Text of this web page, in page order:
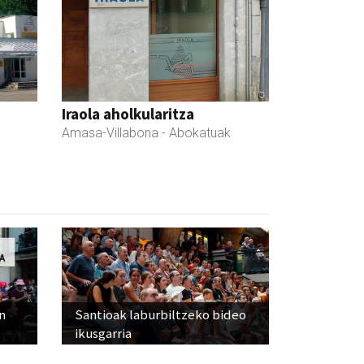
Iraola aholkularitza
Amasa-Villabona - Abokatuak
Santioak laburbiltzeko bideo
ikusgarria